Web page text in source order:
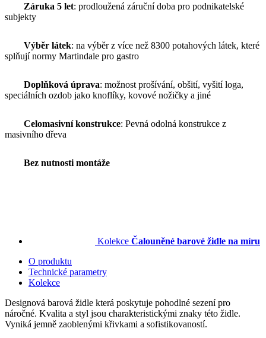
Záruka 5 let: prodloužená záruční doba pro podnikatelské
subjekty
Výběr látek: na výběr z více než 8300 potahových látek, které
splňují normy Martindale pro gastro
Doplňková úprava: možnost prošívání, obšití, vyšití loga,
speciálních ozdob jako knoflíky, kovové nožičky a jiné
Celomasivní konstrukce: Pevná odolná konstrukce z
masivního dřeva
Bez nutnosti montáže
Kolekce Čalouněné barové židle na míru
O produktu
Technické parametry
Kolekce
Designová barová židle která poskytuje pohodlné sezení pro
náročné. Kvalita a styl jsou charakteristickými znaky této židle.
Vyniká jemně zaoblenými křivkami a sofistikovaností.